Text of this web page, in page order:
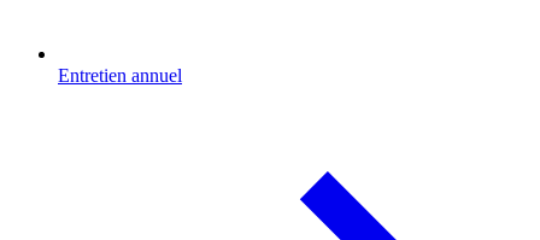
Entretien annuel